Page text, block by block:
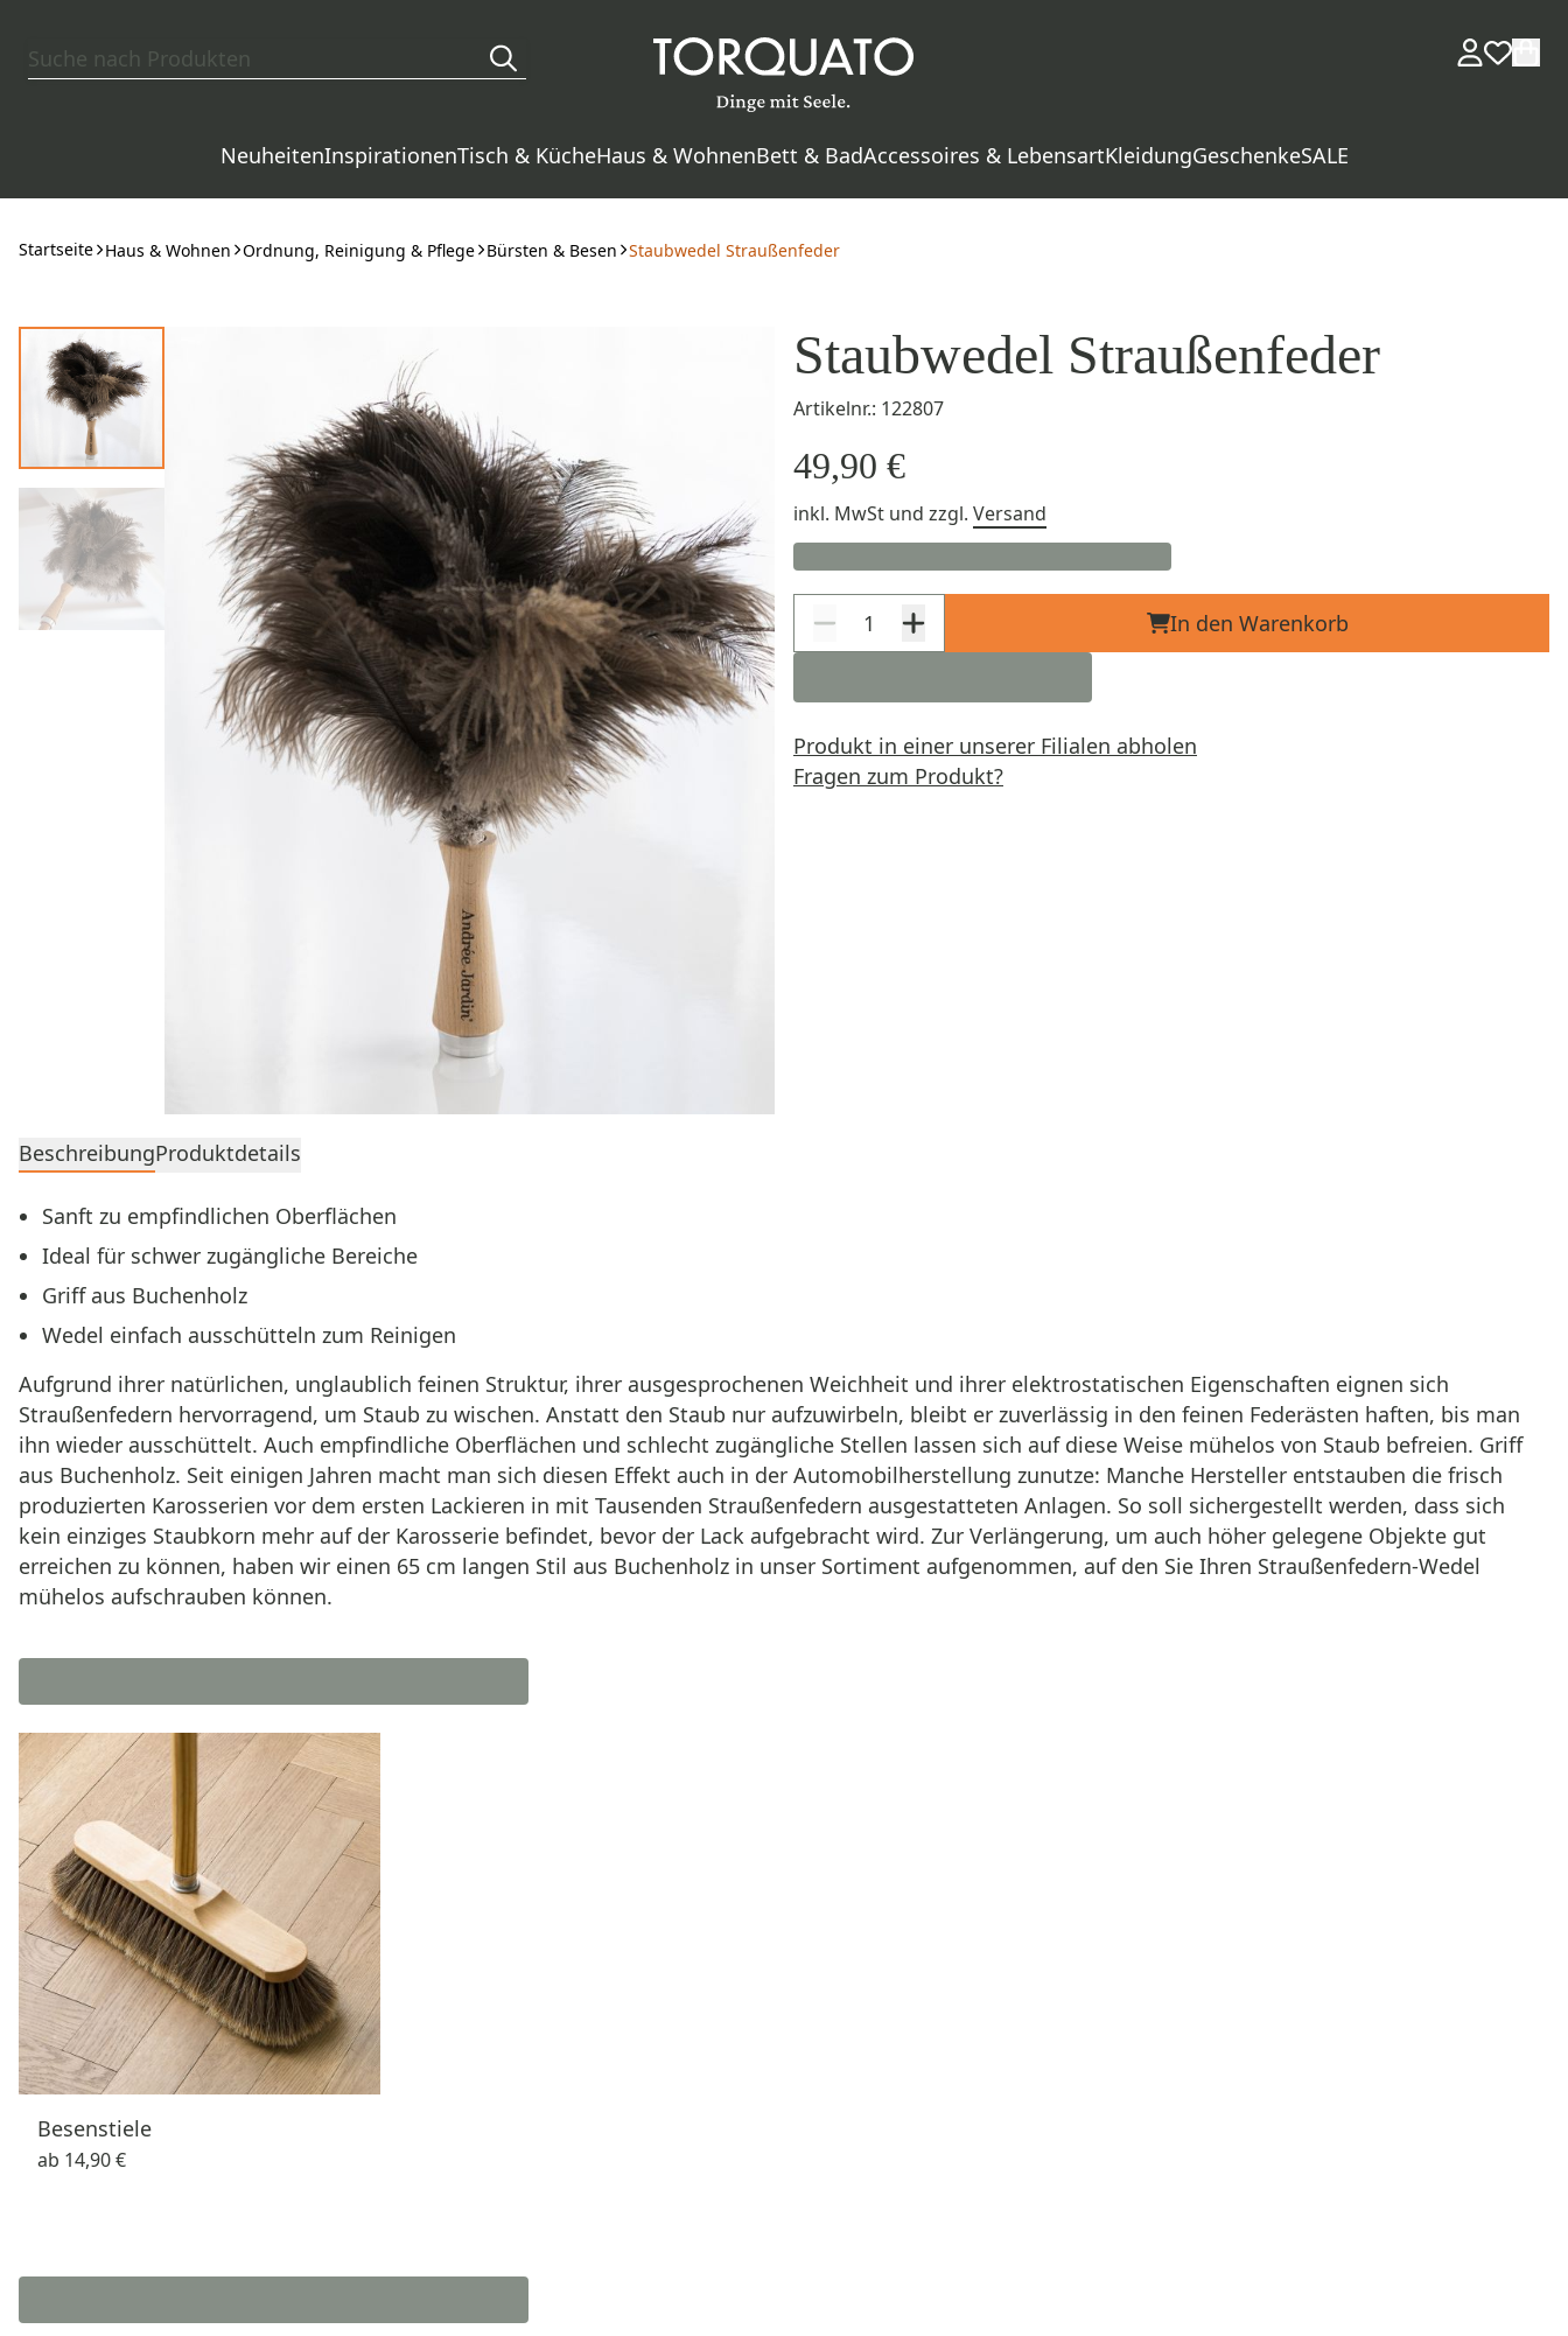
NeuheitenInspirationenTisch & KücheHaus & WohnenBett & BadAccessoires & LebensartKleidungGeschenkeSALE
Startseite Haus & Wohnen Ordnung, Reinigung & Pflege Bürsten & Besen Staubwedel Straußenfeder
Staubwedel Straußenfeder
Artikelnr.: 122807
49,90 €
inkl. MwSt und zzgl. Versand
In den Warenkorb
Produkt in einer unserer Filialen abholen
Fragen zum Produkt?
BeschreibungProduktdetails
Sanft zu empfindlichen Oberflächen
Ideal für schwer zugängliche Bereiche
Griff aus Buchenholz
Wedel einfach ausschütteln zum Reinigen
Aufgrund ihrer natürlichen, unglaublich feinen Struktur, ihrer ausgesprochenen Weichheit und ihrer elektrostatischen Eigenschaften eignen sich
Straußenfedern hervorragend, um Staub zu wischen. Anstatt den Staub nur aufzuwirbeln, bleibt er zuverlässig in den feinen Federästen haften, bis man
ihn wieder ausschüttelt. Auch empfindliche Oberflächen und schlecht zugängliche Stellen lassen sich auf diese Weise mühelos von Staub befreien. Griff
aus Buchenholz. Seit einigen Jahren macht man sich diesen Effekt auch in der Automobilherstellung zunutze: Manche Hersteller entstauben die frisch
produzierten Karosserien vor dem ersten Lackieren in mit Tausenden Straußenfedern ausgestatteten Anlagen. So soll sichergestellt werden, dass sich
kein einziges Staubkorn mehr auf der Karosserie befindet, bevor der Lack aufgebracht wird. Zur Verlängerung, um auch höher gelegene Objekte gut
erreichen zu können, haben wir einen 65 cm langen Stil aus Buchenholz in unser Sortiment aufgenommen, auf den Sie Ihren Straußenfedern-Wedel
mühelos aufschrauben können.
Besenstiele
ab 14,90 €